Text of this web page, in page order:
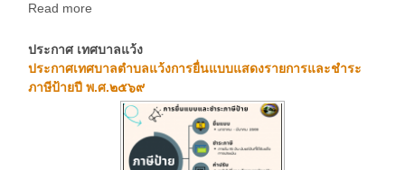
Read more
ประกาศ เทศบาลแว้ง
ประกาศเทศบาลตำบลแว้งการยื่นแบบแสดงรายการและชำระ
ภาษีป้ายปี พ.ศ.๒๕๖๙